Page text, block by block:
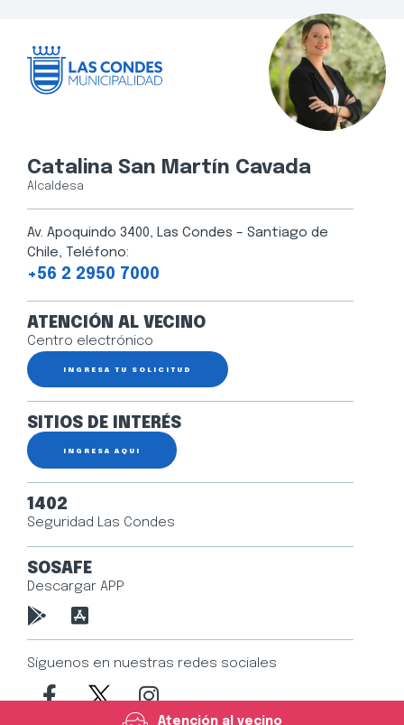
Atención al vecino
Catalina San Martín Cavada
Alcaldesa
Av. Apoquindo 3400, Las Condes – Santiago de
Chile, Teléfono:
+56 2 2950 7000
ATENCIÓN AL VECINO
Centro electrónico
INGRESA TU SOLICITUD
SITIOS DE INTERÉS
INGRESA AQUÍ
1402
Seguridad Las Condes
SOSAFE
Descargar APP
Síguenos en nuestras redes sociales